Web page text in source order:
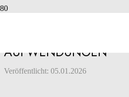
AUFWENDUNGEN
Veröffentlicht: 05.01.2026